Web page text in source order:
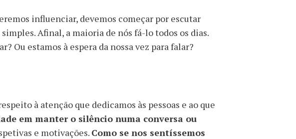
influenciar, devemos começar por escutar
Afinal, a maioria de nós fá-lo todos os dias.
Ou estamos à espera da nossa vez para falar?
à atenção que dedicamos às pessoas e ao que
em manter o silêncio numa conversa ou
e motivações. Como se nos sentíssemos